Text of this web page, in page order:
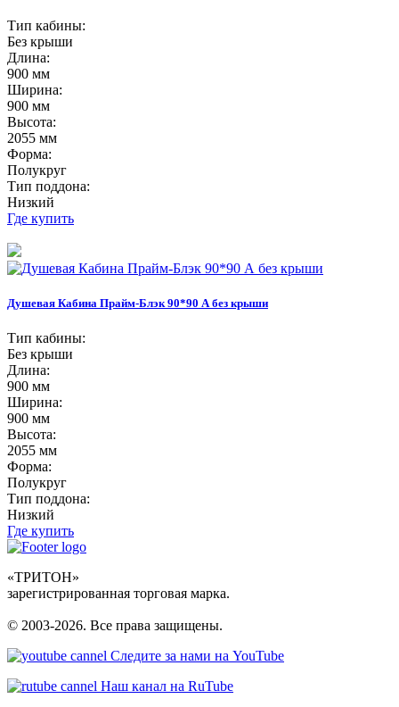
Тип кабины:
Без крыши
Длина:
900 мм
Ширина:
900 мм
Высота:
2055 мм
Форма:
Полукруг
Тип поддона:
Низкий
Где купить
Душевая Кабина Прайм-Блэк 90*90 А без крыши
Тип кабины:
Без крыши
Длина:
900 мм
Ширина:
900 мм
Высота:
2055 мм
Форма:
Полукруг
Тип поддона:
Низкий
Где купить
«ТРИТОН»
зарегистрированная торговая марка.
© 2003-2026. Все права защищены.
Следите за нами на YouTube
Наш канал на RuTube